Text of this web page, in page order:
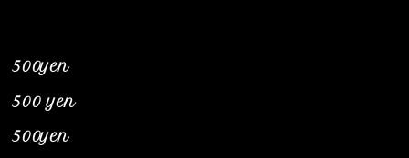
500yen
500yen
500yen